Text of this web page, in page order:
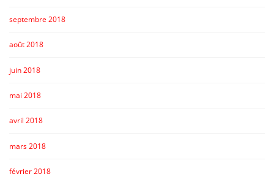
septembre 2018
août 2018
juin 2018
mai 2018
avril 2018
mars 2018
février 2018